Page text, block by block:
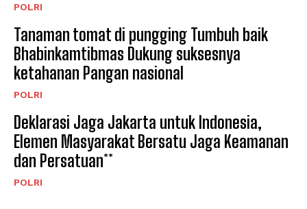
POLRI
Tanaman tomat di pungging Tumbuh baik
Bhabinkamtibmas Dukung suksesnya
ketahanan Pangan nasional
POLRI
Deklarasi Jaga Jakarta untuk Indonesia,
Elemen Masyarakat Bersatu Jaga Keamanan
dan Persatuan**
POLRI